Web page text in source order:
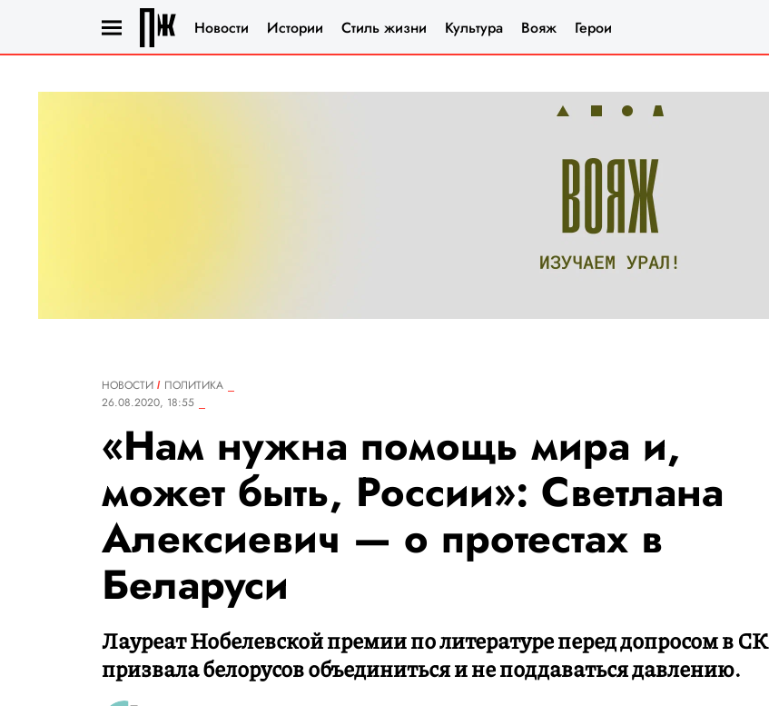
Новости Истории Стиль жизни Культура Вояж Герои
НОВОСТИ
ПОЛИТИКА
26.08.2020, 18:55
«Нам нужна помощь мира и,
может быть, России»: Светлана
Алексиевич — о протестах в
Беларуси
Лауреат Нобелевской премии по литературе перед допросом в СК
призвала белорусов объединиться и не поддаваться давлению.